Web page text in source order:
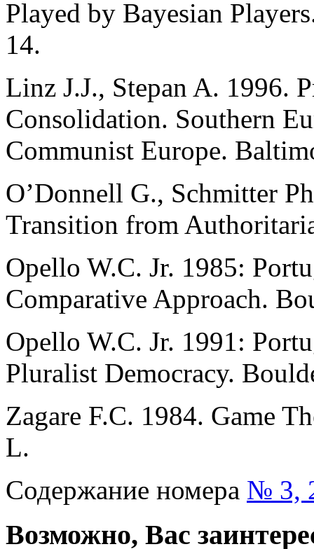
Played by Bayesian
14.
Linz J.J., Stepan A. 1996.
Consolidation. Southern
Communist Europe.
O’Donnell G., Schmitter
Transition from
Opello W.C. Jr. 1985:
Comparative Approach.
Opello W.C. Jr. 1991:
Pluralist Democracy.
Zagare F.C. 1984. Game
L.
Содержание номера № 3,
Возможно, Вас